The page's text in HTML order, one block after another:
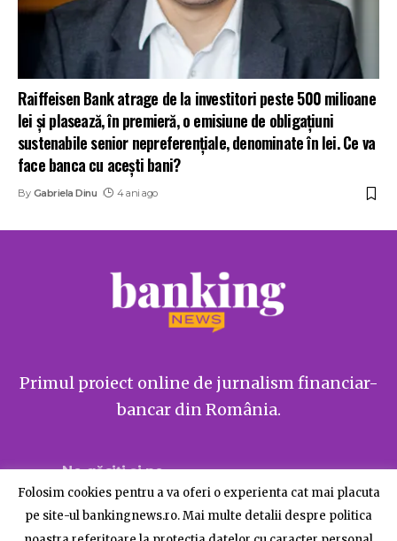
Raiffeisen Bank atrage de la investitori peste 500 milioane
lei și plasează, în premieră, o emisiune de obligațiuni
sustenabile senior nepreferențiale, denominate în lei. Ce va
face banca cu acești bani?
By Gabriela Dinu 4 ani ago
Primul proiect online de jurnalism financiar-
bancar din România.
Ne găsiți și pe
Folosim cookies pentru a va oferi o experienta cat mai placuta
pe site-ul bankingnews.ro. Mai multe detalii despre politica